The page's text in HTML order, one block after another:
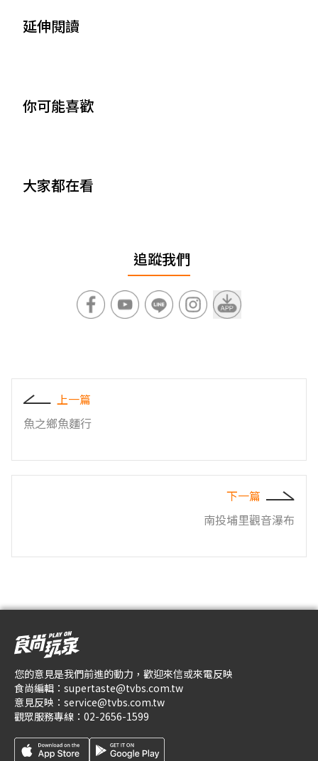
延伸閱讀
你可能喜歡
大家都在看
追蹤我們
上一篇
魚之鄉魚麵行
下一篇
南投埔里觀音瀑布
您的意見是我們前進的動力，歡迎來信或來電反映
食尚編輯： supertaste@tvbs.com.tw
意見反映： service@tvbs.com.tw
觀眾服務專線： 02-2656-1599